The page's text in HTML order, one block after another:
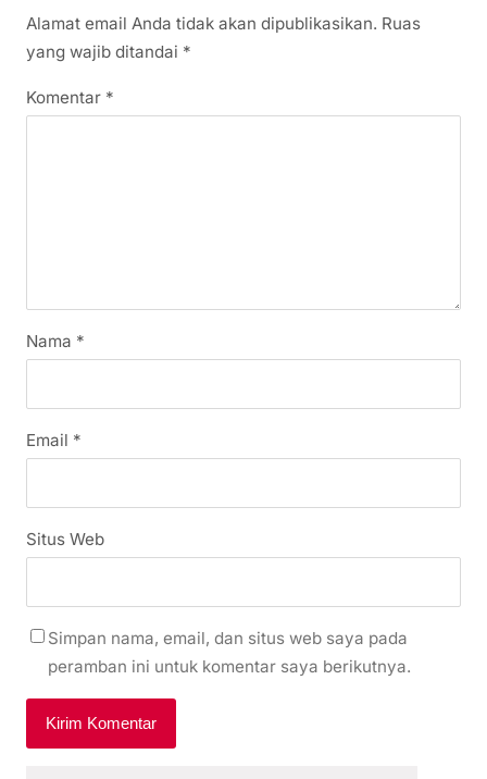
Alamat email Anda tidak akan dipublikasikan. Ruas
yang wajib ditandai *
Komentar *
Nama *
Email *
Situs Web
Simpan nama, email, dan situs web saya pada
peramban ini untuk komentar saya berikutnya.